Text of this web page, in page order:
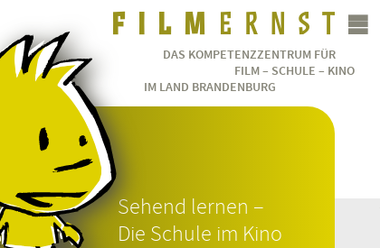
Sehend lernen –
Die Schule im Kino
DAS KOMPETENZZENTRUM FÜR
FILM – SCHULE – KINO
IM LAND BRANDENBURG